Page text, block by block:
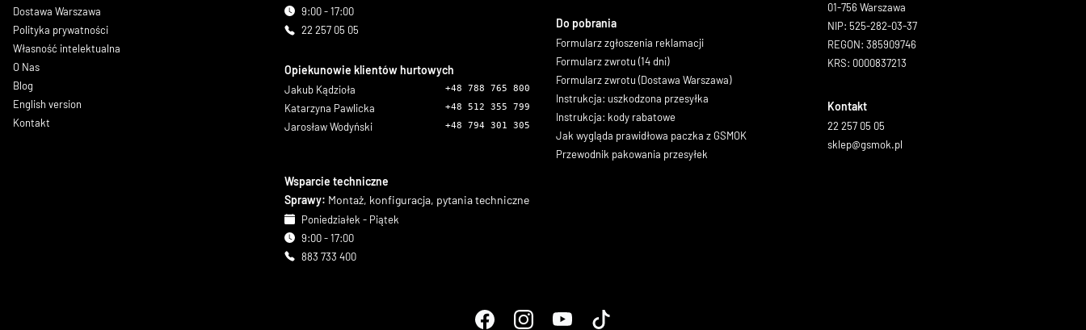
Dostawa Warszawa
Polityka prywatności
Własność intelektualna
O Nas
Blog
English version
Kontakt
9:00 - 17:00
22 257 05 05
Opiekunowie klientów hurtowych
Jakub Kądzioła +48 788 765 800
Katarzyna Pawlicka +48 512 355 799
Jarosław Wodyński +48 794 301 305
Wsparcie techniczne
Sprawy: Montaż, konfiguracja, pytania techniczne
Poniedziałek - Piątek
9:00 - 17:00
883 733 400
Do pobrania
Formularz zgłoszenia reklamacji
Formularz zwrotu (14 dni)
Formularz zwrotu (Dostawa Warszawa)
Instrukcja: uszkodzona przesyłka
Instrukcja: kody rabatowe
Jak wygląda prawidłowa paczka z GSMOK
Przewodnik pakowania przesyłek
01-756 Warszawa
NIP: 525-282-03-37
REGON: 385909746
KRS: 0000837213
Kontakt
22 257 05 05
sklep@gsmok.pl